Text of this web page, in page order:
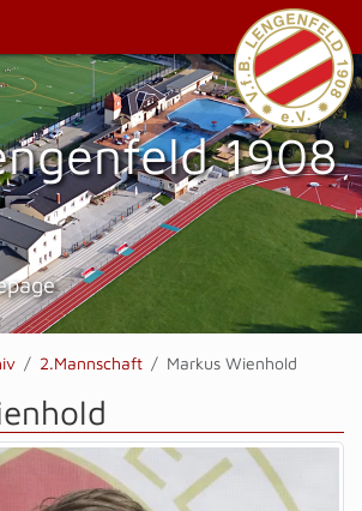
1908
2.Mannschaft Markus Wienhold